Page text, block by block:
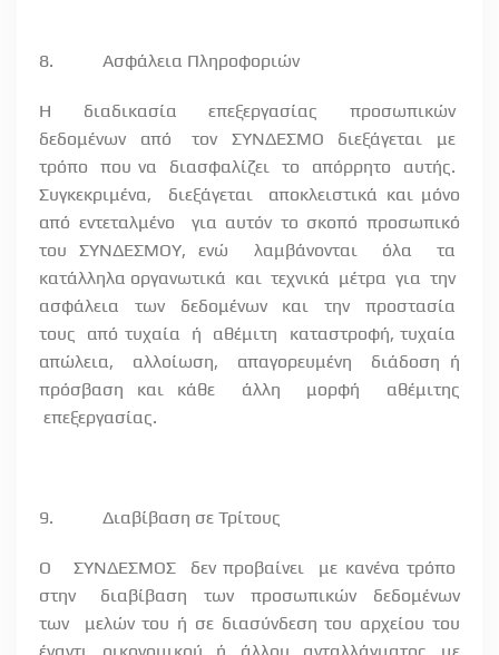
8. Ασφάλεια Πληροφοριών
Η διαδικασία επεξεργασίας
προσωπικών
δεδομένων
από τον ΣΥΝΔΕΣΜΟ διεξάγεται
με
τρόπο
που να διασφαλίζει το απόρρητο
αυτής.
Συγκεκριμένα,
διεξάγεται
αποκλειστικά και μόνο
από εντεταλμένο
για αυτόν το σκοπό προσωπικό
του ΣΥΝΔΕΣΜΟΥ, ενώ
λαμβάνονται όλα
τα
κατάλληλα οργανωτικά και τεχνικά μέτρα για την
ασφάλεια
των δεδομένων και την
προστασία
τους
από τυχαία ή αθέμιτη
καταστροφή, τυχαία
απώλεια,
αλλοίωση, απαγορευμένη
διάδοση ή
πρόσβαση και κάθε
άλλη μορφή
αθέμιτης
επεξεργασίας.
9. Διαβίβαση σε Τρίτους
Ο ΣΥΝΔΕΣΜΟΣ δεν προβαίνει
με κανένα τρόπο
στην
διαβίβαση των προσωπικών
δεδομένων
των
μελών του ή σε διασύνδεση του αρχείου του